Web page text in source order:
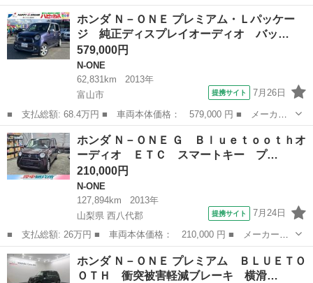
名： ホンダ ■ 車種名： Ｎ－ＯＮＥ ■ グレード名： スタンダ
ード・Ｌ パワステ カーテンエアバック ブルートゥース ＥＴＣ
車載器 スマ...
富山 富山市 N-ONE
ホンダ Ｎ－ＯＮＥ プレミアム・Ｌパッケー
ジ 純正ディスプレイオーディオ バッ…
579,000円
N-ONE
62,831km
2013年
富山市
提携サイト 7月26日
■ 支払総額: 68.4万円 ■ 車両本体価格： 579,000 円 ■ メーカー
名： ホンダ ■ 車種名： Ｎ－ＯＮＥ ■ グレード名： プレミア
ム・Ｌパッケージ 純正ディスプレイオーディオ バックカメラ ス
マートキー ...
富山 富山市 N-ONE
ホンダ Ｎ－ＯＮＥ Ｇ Ｂｌｕｅｔｏｏｔｈオ
ーディオ ＥＴＣ スマートキー プ…
210,000円
N-ONE
127,894km
2013年
山梨県 西八代郡
提携サイト 7月24日
■ 支払総額: 26万円 ■ 車両本体価格： 210,000 円 ■ メーカー
名： ホンダ ■ 車種名： Ｎ－ＯＮＥ ■ グレード名： Ｇ Ｂｌ
ｕｅｔｏｏｔｈオーディオ ＥＴＣ スマートキー プッシュスター
ト ＣＤ ＤＶＤ...
山梨 西八代郡 N-ONE
ホンダ Ｎ－ＯＮＥ プレミアム ＢＬＵＥＴＯ
ＯＴＨ 衝突被害軽減ブレーキ 横滑…